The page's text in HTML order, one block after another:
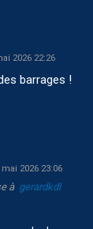
2026 22:26
barrages !
mai 2026 23:06
à gerardkdl